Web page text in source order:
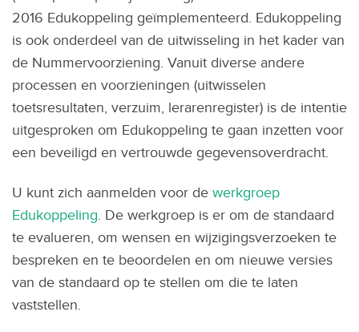
2016 Edukoppeling geïmplementeerd. Edukoppeling
is ook onderdeel van de uitwisseling in het kader van
de Nummervoorziening. Vanuit diverse andere
processen en voorzieningen (uitwisselen
toetsresultaten, verzuim, lerarenregister) is de intentie
uitgesproken om Edukoppeling te gaan inzetten voor
een beveiligd en vertrouwde gegevensoverdracht.
U kunt zich aanmelden voor de werkgroep
Edukoppeling. De werkgroep is er om de standaard
te evalueren, om wensen en wijzigingsverzoeken te
bespreken en te beoordelen en om nieuwe versies
van de standaard op te stellen om die te laten
vaststellen.